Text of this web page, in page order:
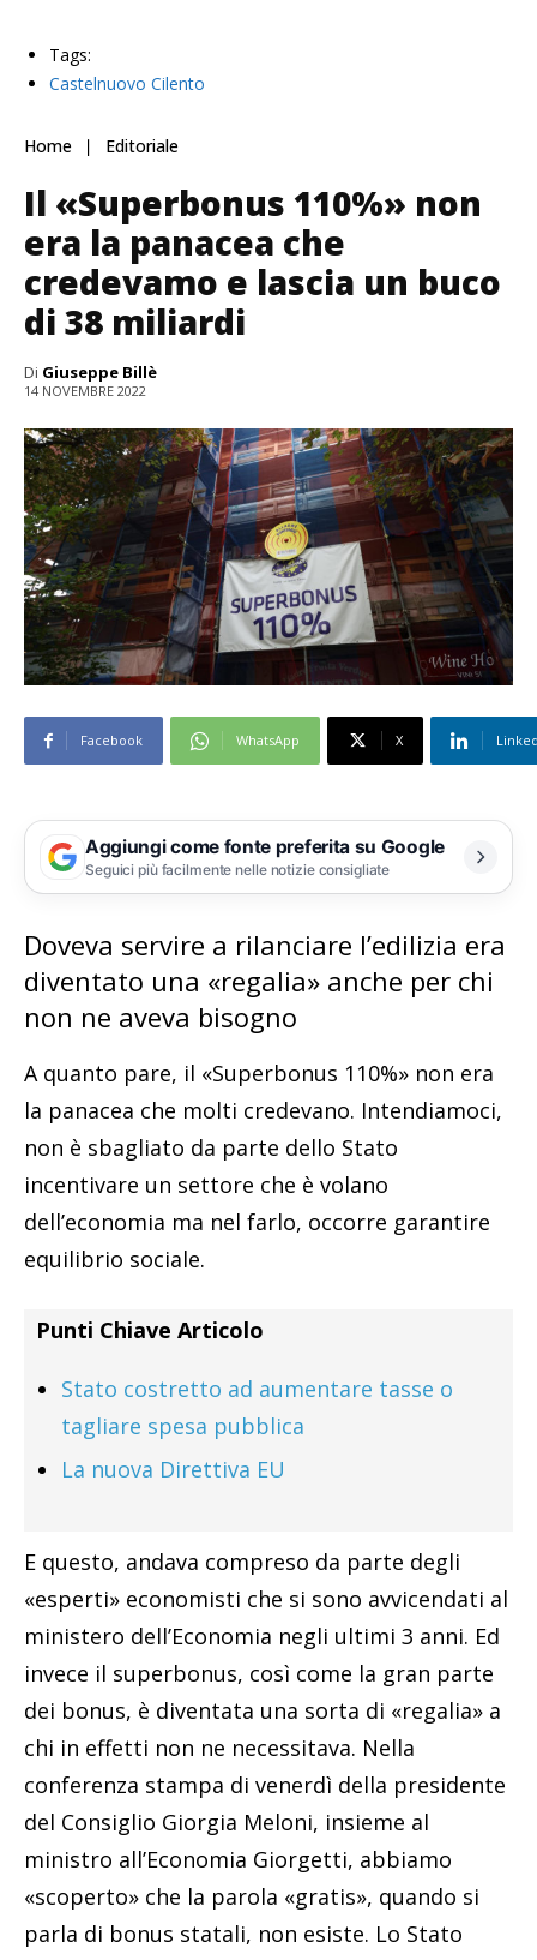
Tags:
Castelnuovo Cilento
Home Editoriale
Il «Superbonus 110%» non
era la panacea che
credevamo e lascia un buco
di 38 miliardi
Di Giuseppe Billè
14 NOVEMBRE 2022
Facebook WhatsApp X
Aggiungi come fonte preferita su Google
Seguici più facilmente nelle notizie consigliate
Doveva servire a rilanciare l’edilizia era
diventato una «regalia» anche per chi
non ne aveva bisogno
A quanto pare, il «Superbonus 110%» non era
la panacea che molti credevano. Intendiamoci,
non è sbagliato da parte dello Stato
incentivare un settore che è volano
dell’economia ma nel farlo, occorre garantire
equilibrio sociale.
Punti Chiave Articolo
Stato costretto ad aumentare tasse o
tagliare spesa pubblica
La nuova Direttiva EU
E questo, andava compreso da parte degli
«esperti» economisti che si sono avvicendati al
ministero dell’Economia negli ultimi 3 anni. Ed
invece il superbonus, così come la gran parte
dei bonus, è diventata una sorta di «regalia» a
chi in effetti non ne necessitava. Nella
conferenza stampa di venerdì della presidente
del Consiglio Giorgia Meloni, insieme al
ministro all’Economia Giorgetti, abbiamo
«scoperto» che la parola «gratis», quando si
parla di bonus statali, non esiste. Lo Stato